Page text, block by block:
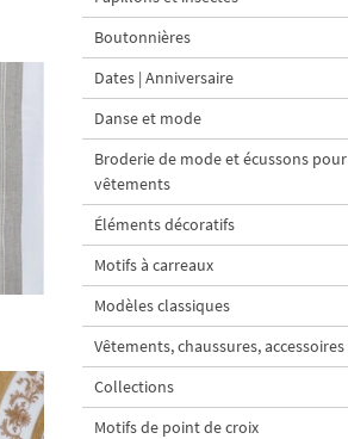
Boutonnières
Dates | Anniversaire
Danse et mode
Broderie de mode et écussons pour
vêtements
Éléments décoratifs
Motifs à carreaux
Modèles classiques
Vêtements, chaussures, accessoires
Collections
Motifs de point de croix